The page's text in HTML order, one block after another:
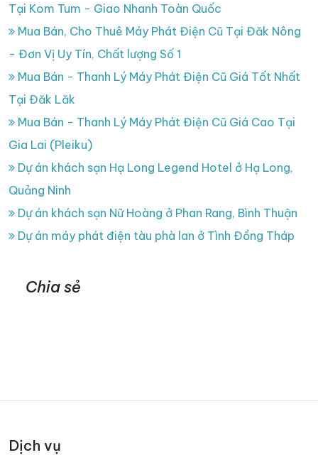
Tại Kom Tum - Giao Nhanh Toàn Quốc
Mua Bán, Cho Thuê Máy Phát Điện Cũ Tại Đăk Nông
- Đơn Vị Uy Tín, Chất lượng Số 1
Mua Bán - Thanh Lý Máy Phát Điện Cũ Giá Tốt Nhất
Tại Đăk Lăk
Mua Bán - Thanh Lý Máy Phát Điện Cũ Giá Cao Tại
Gia Lai (Pleiku)
Dự án khách sạn Hạ Long Legend Hotel ở Hạ Long,
Quảng Ninh
Dự án khách sạn Nữ Hoàng ở Phan Rang, Bình Thuận
Dự án máy phát điện tàu phà lan ở Tình Đồng Tháp
Chia sẻ
Dịch vụ